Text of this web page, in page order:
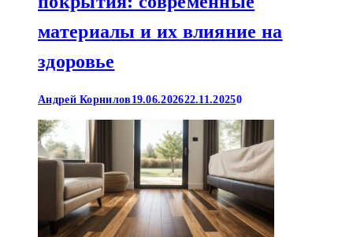
материалы и их влияние на
здоровье
Андрей Корнилов 19.06.202622.11.20250